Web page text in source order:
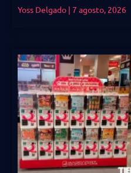
Yoss Delgado 7 agosto, 2026